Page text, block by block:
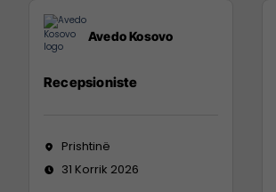
Avedo Kosovo
Recepsioniste
Prishtinë
31 Korrik 2026